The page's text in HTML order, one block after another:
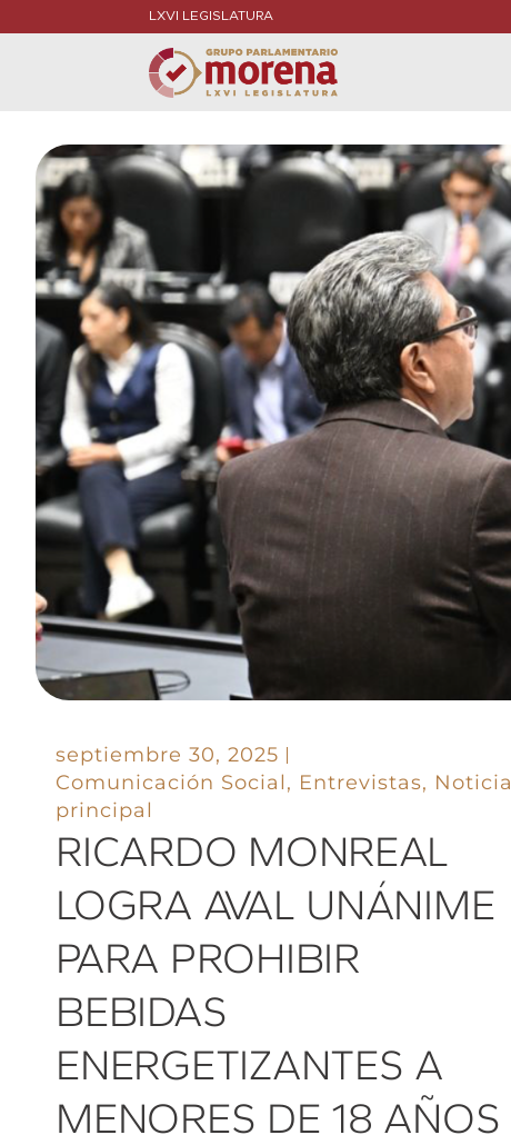
LXVI LEGISLATURA
septiembre 30, 2025
Comunicación Social, Entrevistas, Noticia
principal
RICARDO MONREAL
LOGRA AVAL UNÁNIME
PARA PROHIBIR
BEBIDAS
ENERGETIZANTES A
MENORES DE 18 AÑOS